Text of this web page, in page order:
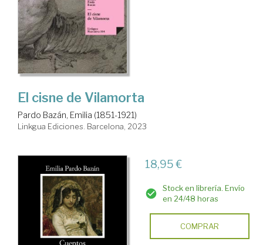
El cisne de Vilamorta
Pardo Bazán, Emilia (1851-1921)
Linkgua Ediciones. Barcelona, 2023
18,95 €
Stock en librería. Envío
en 24/48 horas
COMPRAR